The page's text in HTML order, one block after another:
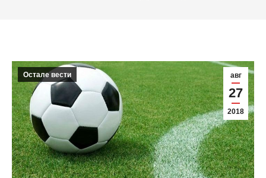
авг
27
2018
Остале вести